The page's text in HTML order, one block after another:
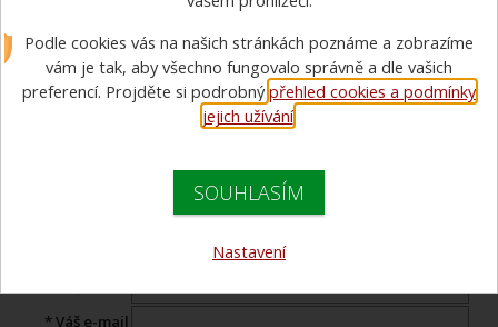
mailem
Pošlete odkaz na produkt Vašemu známému s komentářem.
napište jej zde
* Váš e-mail
Podle cookies vás na našich stránkách poznáme a zobrazíme
vám je tak, aby všechno fungovalo správně a dle vašich
preferencí. Projděte si podrobnýpřehled cookies a podmínky
jejich užívání.
SOUHLASÍM
Nastavení